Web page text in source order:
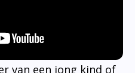
van een jong kind of